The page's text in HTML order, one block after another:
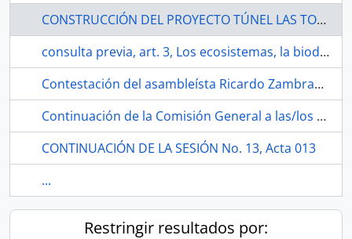
CONSTRUCCIÓN DEL PROYECTO TÚNEL LAS TOTORAS.
consulta previa, art. 3, Los ecosistemas, la biodiversidad, la tierra y los territorios
Contestación del asambleísta Ricardo Zambrano Arteaga
Continuación de la Comisión General a las/los presidentas/es de todas las Comisiones de la Asamblea Nacional.
CONTINUACIÓN DE LA SESIÓN No. 13, Acta 013
...
Restringir resultados por: